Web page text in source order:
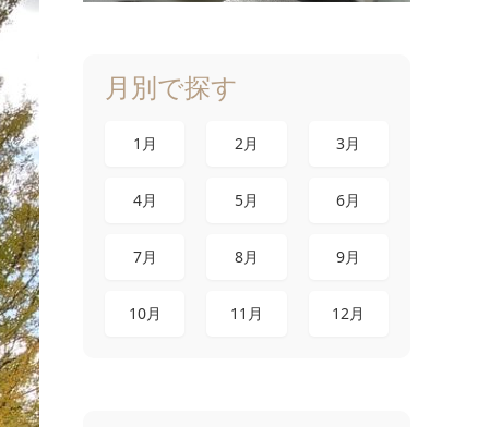
月別で探す
1月 2月 3月
4月 5月 6月
7月 8月 9月
10月 11月 12月